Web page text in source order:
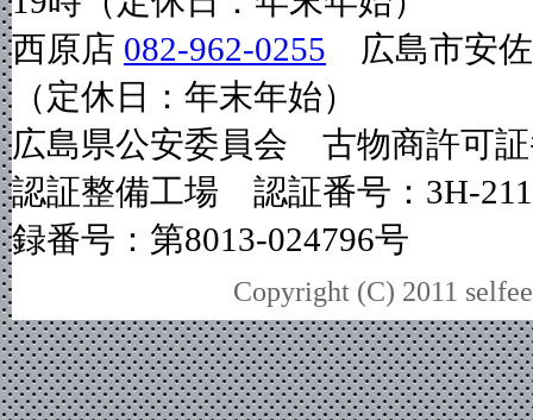
西原店 082-962-0255 広島市安
（定休日：年末年始）
広島県公安委員会 古物商許可
認証整備工場 認証番号：3H-
録番号：第8013-024796号
Copyright (C) 2011